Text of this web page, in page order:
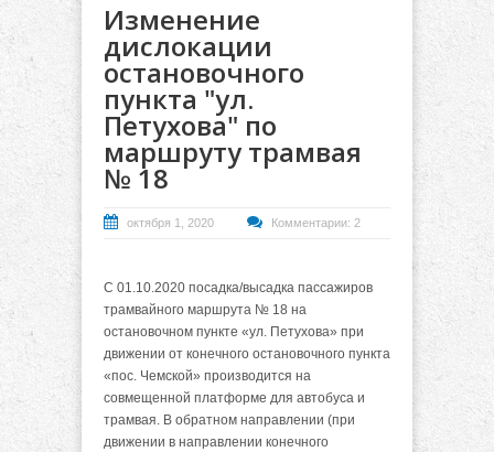
Изменение
дислокации
остановочного
пункта "ул.
Петухова" по
маршруту трамвая
№ 18
октября 1, 2020 Комментарии: 2
С 01.10.2020 посадка/высадка пассажиров
трамвайного маршрута № 18 на
остановочном пункте «ул. Петухова» при
движении от конечного остановочного пункта
«пос. Чемской» производится на
совмещенной платформе для автобуса и
трамвая. В обратном направлении (при
движении в направлении конечного